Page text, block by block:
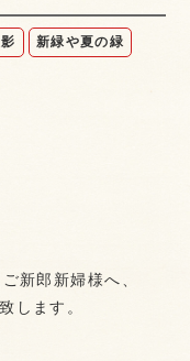
新緑や夏の緑
新郎新婦様へ、
します。